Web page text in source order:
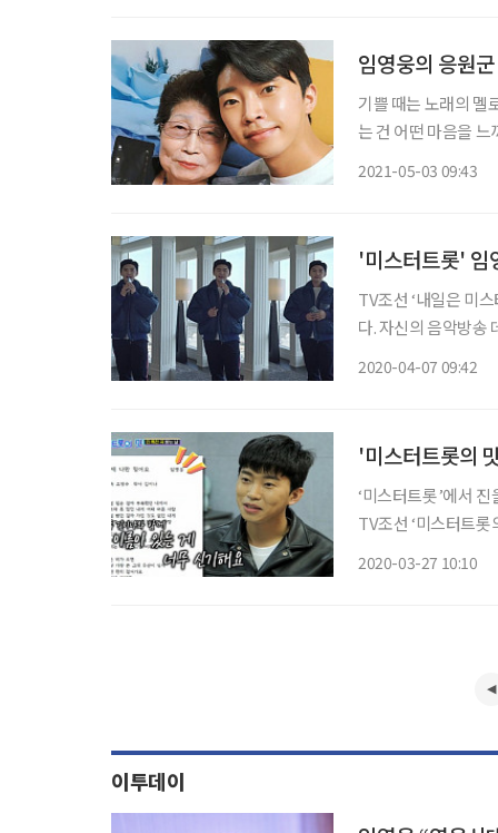
임영웅의 응원
기쁠 때는 노래의 멜
는 건 어떤 마음을 느
2021-05-03 09:43
'미스터트롯' 임
TV조선 ‘내일은 미
다. 자신의 음악방송
2020-04-07 09:42
'미스터트롯의
‘미스터트롯’에서
TV조선 ‘미스터트롯
2020-03-27 10:10
이투데이